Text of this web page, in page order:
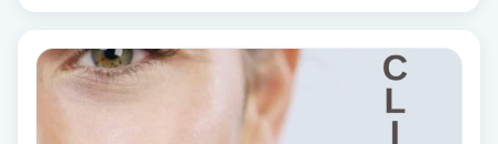
Cryoterapi